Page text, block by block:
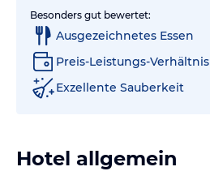
Besonders gut bewertet:
Ausgezeichnetes Essen
Preis-Leistungs-Verhältnis
Exzellente Sauberkeit
Hotel allgemein